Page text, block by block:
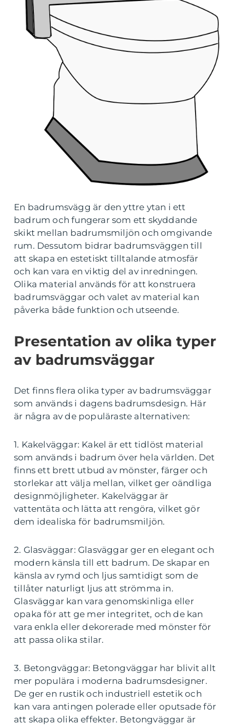
En badrumsvägg är den yttre ytan i ett
badrum och fungerar som ett skyddande
skikt mellan badrumsmiljön och omgivande
rum. Dessutom bidrar badrumsväggen till
att skapa en estetiskt tilltalande atmosfär
och kan vara en viktig del av inredningen.
Olika material används för att konstruera
badrumsväggar och valet av material kan
påverka både funktion och utseende.
Presentation av olika typer
av badrumsväggar
Det finns flera olika typer av badrumsväggar
som används i dagens badrumsdesign. Här
är några av de populäraste alternativen:
1. Kakelväggar: Kakel är ett tidlöst material
som används i badrum över hela världen. Det
finns ett brett utbud av mönster, färger och
storlekar att välja mellan, vilket ger oändliga
designmöjligheter. Kakelväggar är
vattentäta och lätta att rengöra, vilket gör
dem idealiska för badrumsmiljön.
2. Glasväggar: Glasväggar ger en elegant och
modern känsla till ett badrum. De skapar en
känsla av rymd och ljus samtidigt som de
tillåter naturligt ljus att strömma in.
Glasväggar kan vara genomskinliga eller
opaka för att ge mer integritet, och de kan
vara enkla eller dekorerade med mönster för
att passa olika stilar.
3. Betongväggar: Betongväggar har blivit allt
mer populära i moderna badrumsdesigner.
De ger en rustik och industriell estetik och
kan vara antingen polerade eller oputsade för
att skapa olika effekter. Betongväggar är